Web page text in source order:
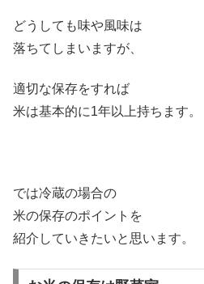
どうしても味や風味は
落ちてしまいますが、
適切な保存をすれば
米は基本的に1年以上持ちます。
では冷蔵の場合の
米の保存のポイントを
紹介していきたいと思います。